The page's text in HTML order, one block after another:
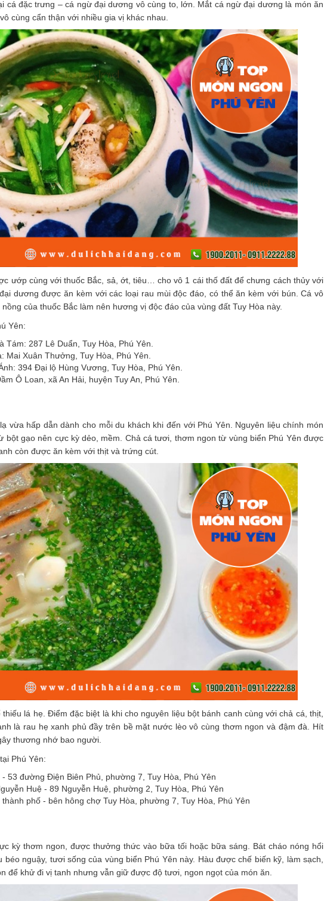
cá đặc trưng – cá ngừ đại dương vô cùng to, lớn. Mắt cá ngừ đại dương là món ăn
cùng cẩn thận với nhiều gia vị khác nhau.
ướp cùng với thuốc Bắc, sả, ớt, tiêu… cho vô 1 cái thố đất để chưng cách thủy với
dương được ăn kèm với các loại rau mùi độc đáo, có thể ăn kèm với bún. Cá vô
của thuốc Bắc làm nên hương vị độc đáo của vùng đất Tuy Hòa này.
Yên:
Tám: 287 Lê Duẩn, Tuy Hòa, Phú Yên.
Mai Xuân Thưởng, Tuy Hòa, Phú Yên.
394 Đại lộ Hùng Vương, Tuy Hòa, Phú Yên.
Ô Loan, xã An Hải, huyện Tuy An, Phú Yên.
vừa hấp dẫn dành cho mỗi du khách khi đến với Phú Yên. Nguyên liệu chính món
bột gạo nên cực kỳ dẻo, mềm. Chả cá tươi, thơm ngon từ vùng biển Phú Yên được
còn được ăn kèm với thịt và trứng cút.
lá hẹ. Điểm đặc biệt là khi cho nguyên liệu bột bánh canh cùng với chả cá, thịt,
là rau hẹ xanh phủ đầy trên bề mặt nước lèo vô cùng thơm ngon và đậm đà. Hít
thương nhớ bao người.
Phú Yên:
53 đường Điện Biên Phủ, phường 7, Tuy Hòa, Phú Yên
Huệ - 89 Nguyễn Huệ, phường 2, Tuy Hòa, Phú Yên
phố - bên hông chợ Tuy Hòa, phường 7, Tuy Hòa, Phú Yên
kỳ thơm ngon, được thưởng thức vào bữa tối hoặc bữa sáng. Bát cháo nóng hổi
nguậy, tươi sống của vùng biển Phú Yên này. Hàu được chế biến kỹ, làm sạch,
để khử đi vị tanh nhưng vẫn giữ được độ tươi, ngon ngọt của món ăn.